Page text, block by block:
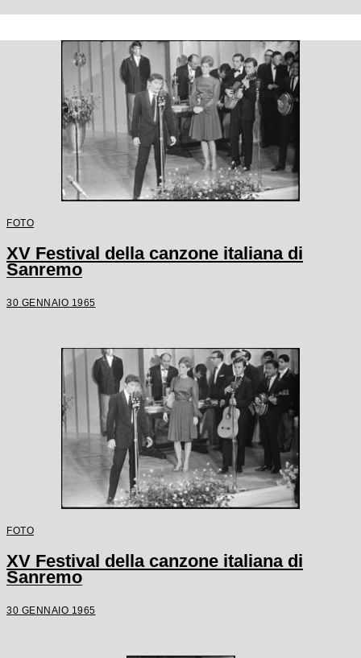
FOTO
XV Festival della canzone italiana di
Sanremo
30 GENNAIO 1965
FOTO
XV Festival della canzone italiana di
Sanremo
30 GENNAIO 1965